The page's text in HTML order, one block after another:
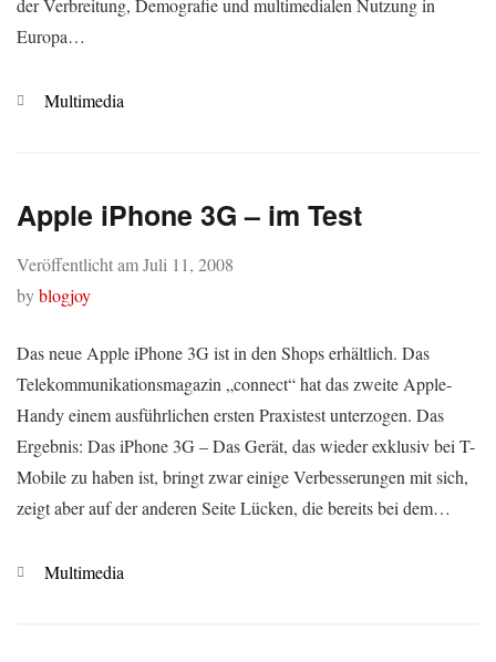
der Verbreitung, Demografie und multimedialen Nutzung in
Europa…
Kategorien
Multimedia
Apple iPhone 3G – im Test
Veröffentlicht amJuli 11, 2008
byblogjoy
Das neue Apple iPhone 3G ist in den Shops erhältlich. Das
Telekommunikationsmagazin „connect“ hat das zweite Apple-
Handy einem ausführlichen ersten Praxistest unterzogen. Das
Ergebnis: Das iPhone 3G – Das Gerät, das wieder exklusiv bei T-
Mobile zu haben ist, bringt zwar einige Verbesserungen mit sich,
zeigt aber auf der anderen Seite Lücken, die bereits bei dem…
Kategorien
Multimedia